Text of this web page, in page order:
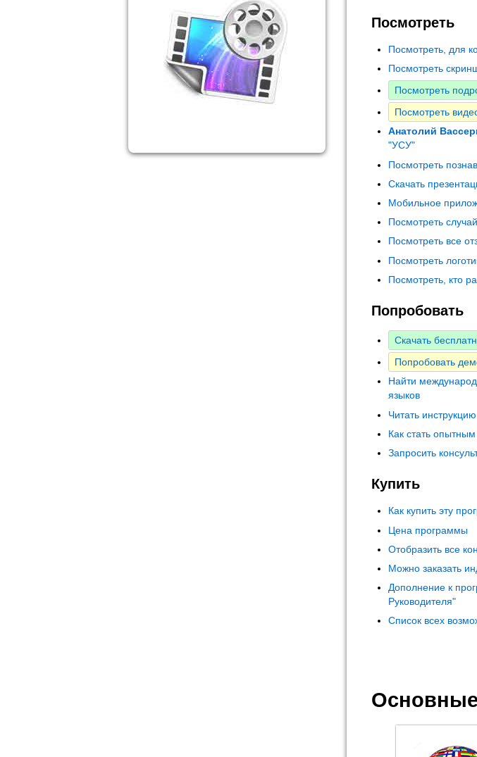
Посмотреть
Посмотреть, для
Посмотреть
Посмотреть
Посмотреть
Анатолий
"УСУ"
Посмотреть
Скачать
Мобильное
Посмотреть
Посмотреть все
Посмотреть
Посмотреть, кто
Попробовать
Скачать
Попробовать
Найти
языков
Читать
Как стать
Запросить
Купить
Как купить эту
Цена программы
Отобразить все
Можно заказать
Дополнение к
Руководителя"
Список всех